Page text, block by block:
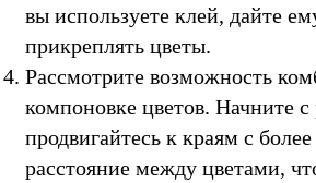
вы используете клей, дайте
прикреплять цветы.
Рассмотрите возможность
компоновке цветов. Начните
продвигайтесь к краям с
расстояние между цветами,